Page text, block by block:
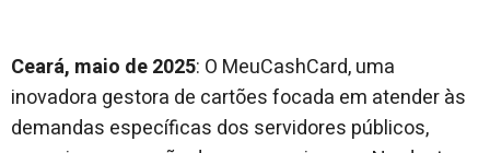
Ceará, maio de 2025: O MeuCashCard, uma
inovadora gestora de cartões focada em atender às
demandas específicas dos servidores públicos,